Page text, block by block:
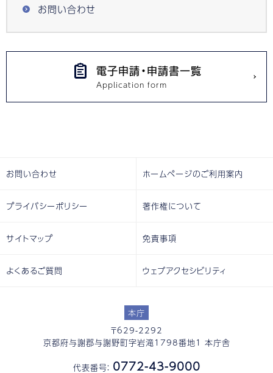
お問い合わせ
電子申請・申請書一覧
本庁
〒629-2292
京都府与謝郡与謝野町字岩滝1798番地1 本庁舎
代表番号： 0772-43-9000
お問い合わせ ホームページのご利用案内
プライバシーポリシー 著作権について
サイトマップ 免責事項
よくあるご質問 ウェブアクセシビリティ